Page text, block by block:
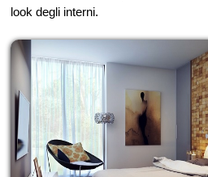
look degli interni.